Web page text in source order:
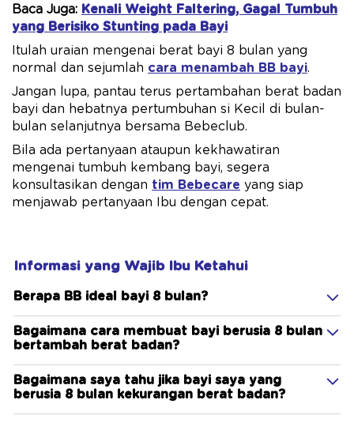
Baca Juga: Kenali Weight Faltering, Gagal Tumbuh
yang Berisiko Stunting pada Bayi
Itulah uraian mengenai berat bayi 8 bulan yang
normal dan sejumlah cara menambah BB bayi.
Jangan lupa, pantau terus pertambahan berat badan
bayi dan hebatnya pertumbuhan si Kecil di bulan-
bulan selanjutnya bersama Bebeclub.
Bila ada pertanyaan ataupun kekhawatiran
mengenai tumbuh kembang bayi, segera
konsultasikan dengan tim Bebecare yang siap
menjawab pertanyaan Ibu dengan cepat.
Informasi yang Wajib Ibu Ketahui
Berapa BB ideal bayi 8 bulan?
Bagaimana cara membuat bayi berusia 8 bulan
bertambah berat badan?
Bagaimana saya tahu jika bayi saya yang
berusia 8 bulan kekurangan berat badan?